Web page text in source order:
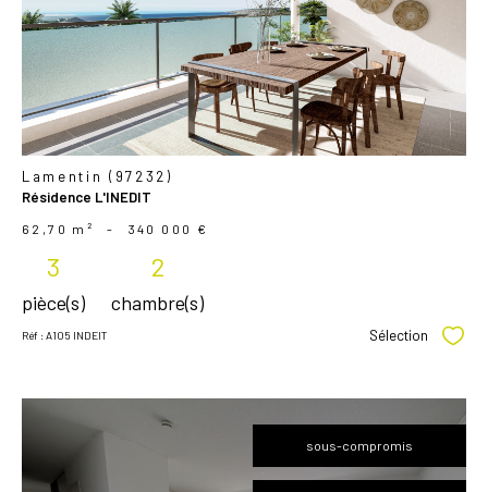
bien
Lamentin (97232)
Résidence L'INEDIT
62,70 m² - 340 000 €
3
pièce(s)
2
chambre(s)
Réf : A105 INDEIT Sélection
sous-compromis